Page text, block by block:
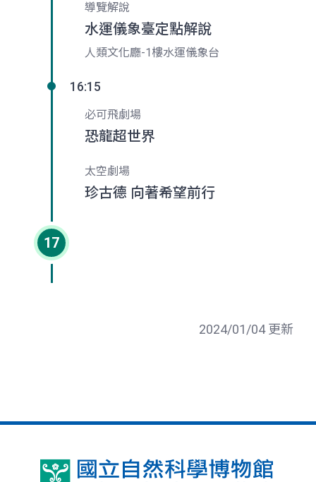
導覽解說
水運儀象臺定點解說
人類文化廳-1樓水運儀象台
16:15
必可飛劇場
恐龍超世界
太空劇場
珍古德 向著希望前行
17
2024/01/04 更新
國